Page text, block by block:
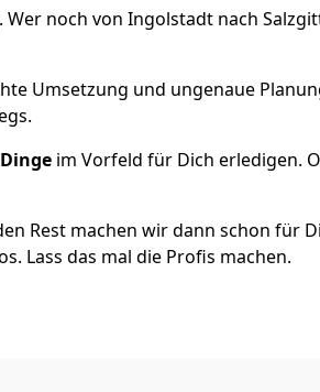
noch von Ingolstadt nach
Umsetzung und ungenaue
im Vorfeld für Dich erledigen.
Rest machen wir dann schon für
Lass das mal die Profis machen.